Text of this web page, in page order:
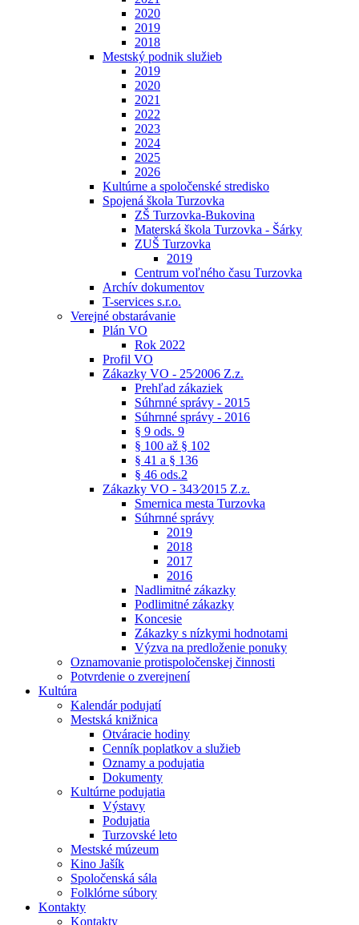
2020
2019
2018
Mestský podnik služieb
2019
2020
2021
2022
2023
2024
2025
2026
Kultúrne a spoločenské stredisko
Spojená škola Turzovka
ZŠ Turzovka-Bukovina
Materská škola Turzovka - Šárky
ZUŠ Turzovka
2019
Centrum voľného času Turzovka
Archív dokumentov
T-services s.r.o.
Verejné obstarávanie
Plán VO
Rok 2022
Profil VO
Zákazky VO - 25⁄2006 Z.z.
Prehľad zákaziek
Súhrnné správy - 2015
Súhrnné správy - 2016
§ 9 ods. 9
§ 100 až § 102
§ 41 a § 136
§ 46 ods.2
Zákazky VO - 343⁄2015 Z.z.
Smernica mesta Turzovka
Súhrnné správy
2019
2018
2017
2016
Nadlimitné zákazky
Podlimitné zákazky
Koncesie
Zákazky s nízkymi hodnotami
Výzva na predloženie ponuky
Oznamovanie protispoločenskej činnosti
Potvrdenie o zverejnení
Kultúra
Kalendár podujatí
Mestská knižnica
Otváracie hodiny
Cenník poplatkov a služieb
Oznamy a podujatia
Dokumenty
Kultúrne podujatia
Výstavy
Podujatia
Turzovské leto
Mestské múzeum
Kino Jašík
Spoločenská sála
Folklórne súbory
Kontakty
Kontakty